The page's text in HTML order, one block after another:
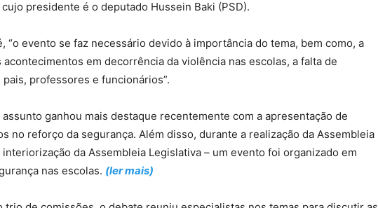
cujo presidente é o deputado Hussein Baki (PSD).
“o evento se faz necessário devido à importância do tema, bem como, a
em decorrência da violência nas escolas, a falta de
professores e funcionários”.
ganhou mais destaque recentemente com a apresentação de
no reforço da segurança. Além disso, durante a realização da Assembleia
da Assembleia Legislativa – um evento foi organizado em
nas escolas. (ler mais)